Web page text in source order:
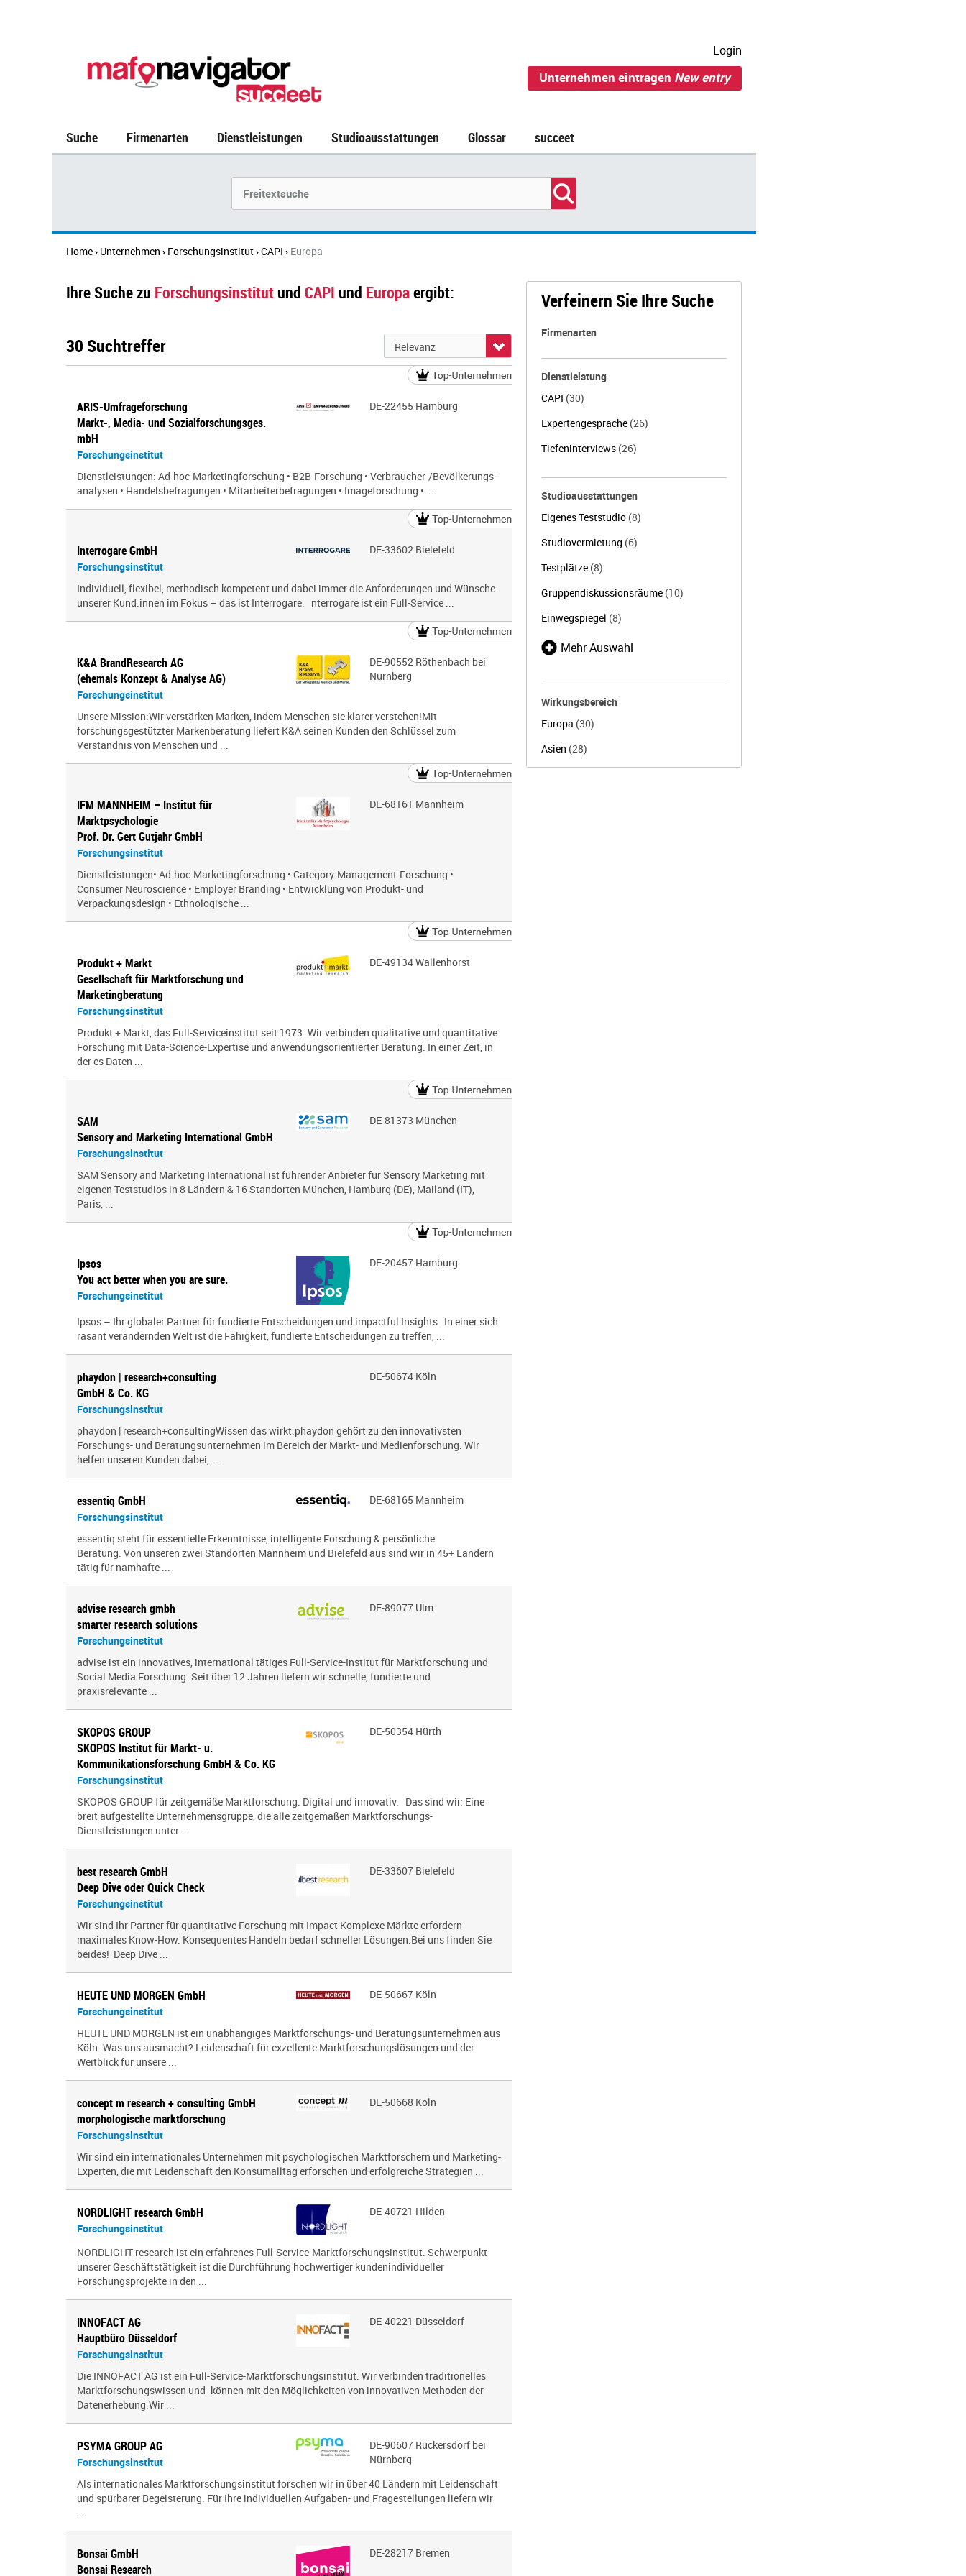
Login
Unternehmen eintragen New entry
Suche Firmenarten Dienstleistungen Studioausstattungen Glossar succeet
Home› Unternehmen › Forschungsinstitut›CAPI › Europa
Ihre Suche zu Forschungsinstitutund CAPI und Europaergibt:
30 Suchtreffer
ARIS-Umfrageforschung
Markt-, Media- und Sozialforschungsges.
mbH
Forschungsinstitut
DE-22455 Hamburg
Dienstleistungen: Ad-hoc-Marketingforschung • B2B-Forschung • Verbraucher-/Bevölkerungs-
analysen • Handelsbefragungen • Mitarbeiterbefragungen • Imageforschung • ...
Interrogare GmbH
Forschungsinstitut
DE-33602 Bielefeld
Individuell, flexibel, methodisch kompetent und dabei immer die Anforderungen und Wünsche
unserer Kund:innen im Fokus – das ist Interrogare. nterrogare ist ein Full-Service ...
K&A BrandResearch AG
(ehemals Konzept & Analyse AG)
Forschungsinstitut
DE-90552 Röthenbach bei
Nürnberg
Unsere Mission:Wir verstärken Marken, indem Menschen sie klarer verstehen!Mit
forschungsgestützter Markenberatung liefert K&A seinen Kunden den Schlüssel zum
Verständnis von Menschen und ...
IFM MANNHEIM – Institut für
Marktpsychologie
Prof. Dr. Gert Gutjahr GmbH
Forschungsinstitut
DE-68161 Mannheim
Dienstleistungen• Ad-hoc-Marketingforschung • Category-Management-Forschung •
Consumer Neuroscience • Employer Branding • Entwicklung von Produkt- und
Verpackungsdesign • Ethnologische ...
Produkt + Markt
Gesellschaft für Marktforschung und
Marketingberatung
Forschungsinstitut
DE-49134 Wallenhorst
Produkt + Markt, das Full-Serviceinstitut seit 1973. Wir verbinden qualitative und quantitative
Forschung mit Data-Science-Expertise und anwendungsorientierter Beratung. In einer Zeit, in
der es Daten ...
SAM
Sensory and Marketing International GmbH
Forschungsinstitut
DE-81373 München
SAM Sensory and Marketing International ist führender Anbieter für Sensory Marketing mit
eigenen Teststudios in 8 Ländern & 16 Standorten München, Hamburg (DE), Mailand (IT),
Paris, ...
Ipsos
You act better when you are sure.
Forschungsinstitut
DE-20457 Hamburg
Ipsos – Ihr globaler Partner für fundierte Entscheidungen und impactful Insights In einer sich
rasant verändernden Welt ist die Fähigkeit, fundierte Entscheidungen zu treffen, ...
phaydon | research+consulting
GmbH & Co. KG
Forschungsinstitut
DE-50674 Köln
phaydon | research+consultingWissen das wirkt.phaydon gehört zu den innovativsten
Forschungs- und Beratungsunternehmen im Bereich der Markt- und Medien­for­schung. Wir
helfen unseren Kunden dabei, ...
essentiq GmbH
Forschungsinstitut
DE-68165 Mannheim
essentiq steht für essentielle Erkenntnisse, intelligente Forschung & persönliche
Beratung. Von unseren zwei Standorten Mannheim und Bielefeld aus sind wir in 45+ Ländern
tätig für namhafte ...
advise research gmbh
smarter research solutions
Forschungsinstitut
DE-89077 Ulm
advise ist ein innovatives, international tätiges Full-Service-Institut für Marktforschung und
Social Media Forschung. Seit über 12 Jahren liefern wir schnelle, fundierte und
praxisrelevante ...
SKOPOS GROUP
SKOPOS Institut für Markt- u.
Kommunikationsforschung GmbH & Co. KG
Forschungsinstitut
DE-50354 Hürth
SKOPOS GROUP für zeitgemäße Marktforschung. Digital und innovativ. Das sind wir: Eine
breit aufgestellte Unternehmensgruppe, die alle zeitgemäßen Marktforschungs-
Dienstleistungen unter ...
best research GmbH
Deep Dive oder Quick Check
Forschungsinstitut
DE-33607 Bielefeld
Wir sind Ihr Partner für quantitative Forschung mit Impact Komplexe Märkte erfordern
maximales Know-How. Konsequentes Handeln bedarf schneller Lösungen.Bei uns finden Sie
beides! Deep Dive ...
HEUTE UND MORGEN GmbH
Forschungsinstitut
DE-50667 Köln
HEUTE UND MORGEN ist ein unabhängiges Marktforschungs- und Beratungsunternehmen aus
Köln. Was uns ausmacht? Leidenschaft für exzellente Marktforschungslösungen und der
Weitblick für unsere ...
concept m research + consulting GmbH
morphologische marktforschung
Forschungsinstitut
DE-50668 Köln
Wir sind ein inter­na­tio­nales Unternehmen mit psy­cho­lo­gi­schen Marktforschern und Marketing-
Experten, die mit Leidenschaft den Konsumalltag erfor­schen und erfolg­reiche Strategien ...
NORDLIGHT research GmbH
Forschungsinstitut
DE-40721 Hilden
NORDLIGHT research ist ein erfahrenes Full-Service-Marktforschungsinstitut. Schwerpunkt
unserer Geschäftstätigkeit ist die Durchführung hochwertiger kundenindividueller
Forschungsprojekte in den ...
INNOFACT AG
Hauptbüro Düsseldorf
Forschungsinstitut
DE-40221 Düsseldorf
Die INNOFACT AG ist ein Full-Service-Marktforschungsinstitut. Wir verbinden traditionelles
Marktforschungswissen und -können mit den Möglichkeiten von innovativen Methoden der
Datenerhebung.Wir ...
PSYMA GROUP AG
Forschungsinstitut
DE-90607 Rückersdorf bei
Nürnberg
Als internationales Marktforschungsinstitut forschen wir in über 40 Ländern mit Leidenschaft
und spürbarer Begeisterung. Für Ihre individuellen Aufgaben- und Fragestellungen liefern wir
...
Bonsai GmbH
Bonsai Research
DE-28217 Bremen
Verfeinern Sie Ihre Suche
Firmenarten
Dienstleistung
CAPI (30)
Expertengespräche (26)
Tiefeninterviews (26)
Studioausstattungen
Eigenes Teststudio (8)
Studiovermietung (6)
Testplätze (8)
Gruppendiskussionsräume (10)
Einwegspiegel (8)
Mehr Auswahl
Wirkungsbereich
Europa (30)
Asien (28)